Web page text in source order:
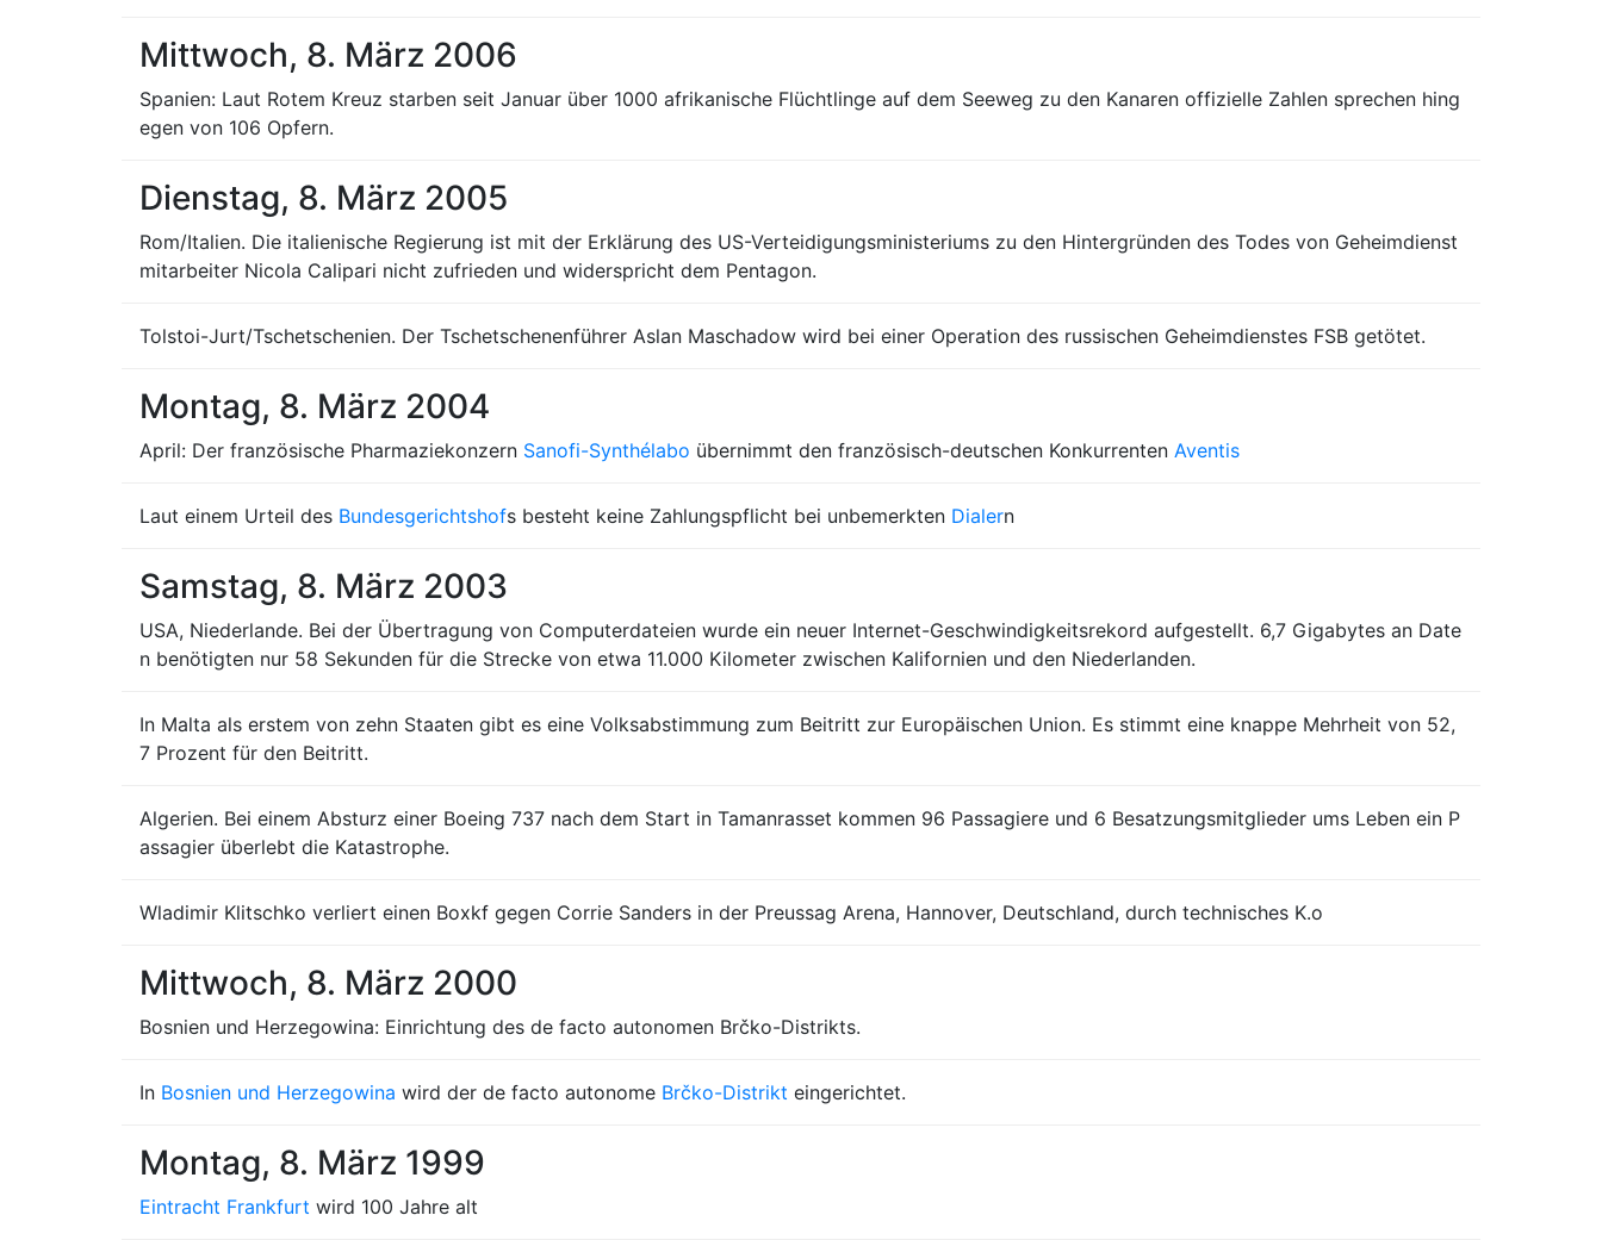
Mittwoch, 8. März 2006
Spanien: Laut Rotem Kreuz starben seit Januar über 1000 afrikanische Flüchtlinge auf dem Seeweg zu den Kanaren offizielle Zahlen sprechen hing
egen von 106 Opfern.
Dienstag, 8. März 2005
Rom/Italien. Die italienische Regierung ist mit der Erklärung des US-Verteidigungsministeriums zu den Hintergründen des Todes von Geheimdienst
mitarbeiter Nicola Calipari nicht zufrieden und widerspricht dem Pentagon.
Tolstoi-Jurt/Tschetschenien. Der Tschetschenenführer Aslan Maschadow wird bei einer Operation des russischen Geheimdienstes FSB getötet.
Montag, 8. März 2004
April: Der französische Pharmaziekonzern Sanofi-Synthélabo übernimmt den französisch-deutschen Konkurrenten Aventis
Laut einem Urteil des Bundesgerichtshofs besteht keine Zahlungspflicht bei unbemerkten Dialern
Samstag, 8. März 2003
USA, Niederlande. Bei der Übertragung von Computerdateien wurde ein neuer Internet-Geschwindigkeitsrekord aufgestellt. 6,7 Gigabytes an Date
n benötigten nur 58 Sekunden für die Strecke von etwa 11.000 Kilometer zwischen Kalifornien und den Niederlanden.
In Malta als erstem von zehn Staaten gibt es eine Volksabstimmung zum Beitritt zur Europäischen Union. Es stimmt eine knappe Mehrheit von 52,
7 Prozent für den Beitritt.
Algerien. Bei einem Absturz einer Boeing 737 nach dem Start in Tamanrasset kommen 96 Passagiere und 6 Besatzungsmitglieder ums Leben ein P
assagier überlebt die Katastrophe.
Wladimir Klitschko verliert einen Boxkf gegen Corrie Sanders in der Preussag Arena, Hannover, Deutschland, durch technisches K.o
Mittwoch, 8. März 2000
Bosnien und Herzegowina: Einrichtung des de facto autonomen Brčko-Distrikts.
In Bosnien und Herzegowina wird der de facto autonome Brčko-Distrikt eingerichtet.
Montag, 8. März 1999
Eintracht Frankfurt wird 100 Jahre alt